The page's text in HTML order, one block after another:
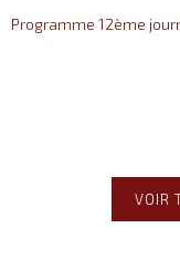
Programme 12ème
VOIR